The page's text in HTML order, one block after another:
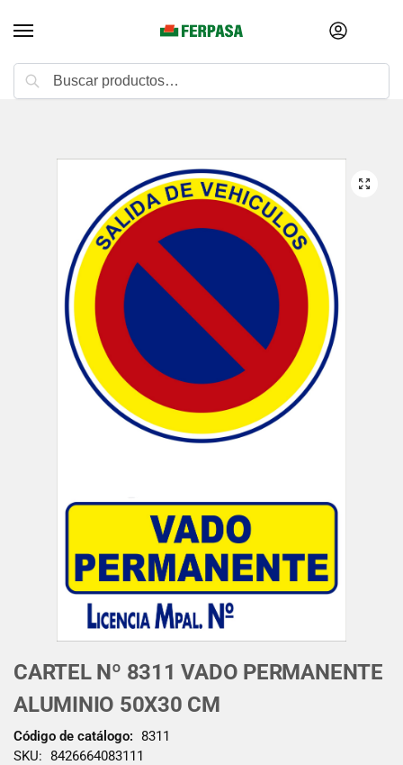
CARTEL Nº 8311 VADO PERMANENTE
ALUMINIO 50X30 CM
Código de catálogo: 8311
SKU: 8426664083111